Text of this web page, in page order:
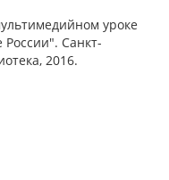
уроке
Санкт-
2016.